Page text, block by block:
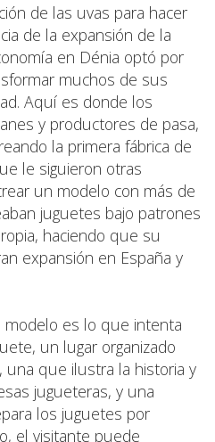
de las uvas para hacer
de la expansión de la
en Dénia optó por
muchos de sus
Aquí es donde los
y productores de pasa,
la primera fábrica de
le siguieron otras
un modelo con más de
juguetes bajo patrones
haciendo que su
expansión en España y
modelo es lo que intenta
un lugar organizado
una que ilustra la historia y
jugueteras, y una
los juguetes por
el visitante puede